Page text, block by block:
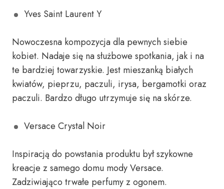
Yves Saint Laurent Y
Nowoczesna kompozycja dla pewnych siebie
kobiet. Nadaje się na służbowe spotkania, jak i na
te bardziej towarzyskie. Jest mieszanką białych
kwiatów, pieprzu, paczuli, irysa, bergamotki oraz
paczuli. Bardzo długo utrzymuje się na skórze.
Versace Crystal Noir
Inspiracją do powstania produktu był szykowne
kreacje z samego domu mody Versace.
Zadziwiająco trwałe perfumy z ogonem.